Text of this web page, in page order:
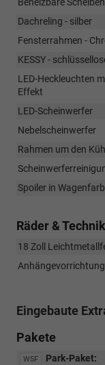
Beheizbare
Dachreling - silber
Fensterrahmen -
KESSY -
LED-Heckleuchten
Effekt
LED-Scheinwerfer
Nebelscheinwerfer
Rahmen um den
Spoiler in
Räder & Technik
18 Zoll
Eingebaute
Pakete
W5F
Park-Paket: